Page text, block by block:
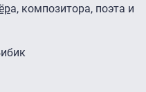
а, композитора, поэта и